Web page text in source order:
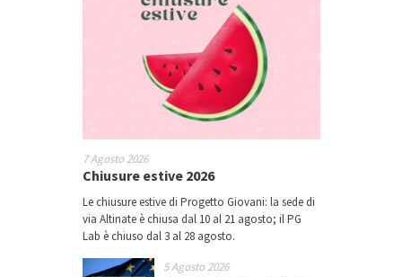
7 Agosto 2026
Chiusure estive 2026
Le chiusure estive di Progetto Giovani: la sede di
via Altinate è chiusa dal 10 al 21 agosto; il PG
Lab è chiuso dal 3 al 28 agosto.
5 Agosto 2026